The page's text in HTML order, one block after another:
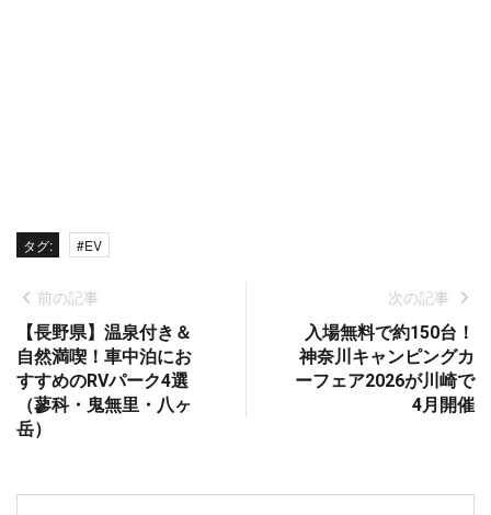
タグ: #EV
前の記事
【長野県】温泉付き＆
自然満喫！車中泊にお
すすめのRVパーク4選
（蓼科・鬼無里・八ヶ
岳）
次の記事
入場無料で約150台！
神奈川キャンピングカ
ーフェア2026が川崎で
4月開催